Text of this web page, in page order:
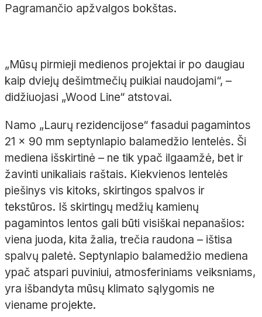
Pagramančio apžvalgos bokštas.
„Mūsų pirmieji medienos projektai ir po daugiau
kaip dviejų dešimtmečių puikiai naudojami“, –
didžiuojasi „Wood Line“ atstovai.
Namo „Laurų rezidencijose“ fasadui pagamintos
21 x 90 mm septynlapio balamedžio lentelės. Ši
mediena išskirtinė – ne tik ypač ilgaamžė, bet ir
žavinti unikaliais raštais. Kiekvienos lentelės
piešinys vis kitoks, skirtingos spalvos ir
tekstūros. Iš skirtingų medžių kamienų
pagamintos lentos gali būti visiškai nepanašios:
viena juoda, kita žalia, trečia raudona – ištisa
spalvų paletė. Septynlapio balamedžio mediena
ypač atspari puviniui, atmosferiniams veiksniams,
yra išbandyta mūsų klimato sąlygomis ne
viename projekte.